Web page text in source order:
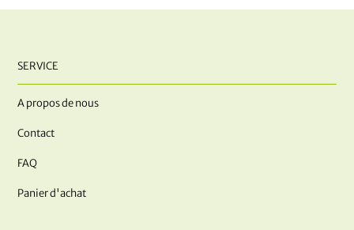
SERVICE
A propos de nous
Contact
FAQ
Panier d'achat